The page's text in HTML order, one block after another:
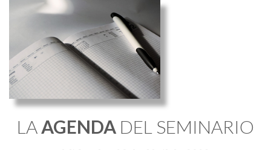
LAAGENDA DEL SEMINARIO